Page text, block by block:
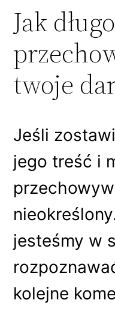
Jak długo
twoje
Jeśli
jego treść i
jesteśmy w
kolejne